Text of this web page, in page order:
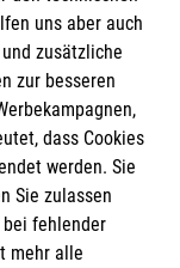
uns aber auch
zusätzliche
zur besseren
dass Cookies
werden. Sie
Sie zulassen
bei fehlender
mehr alle